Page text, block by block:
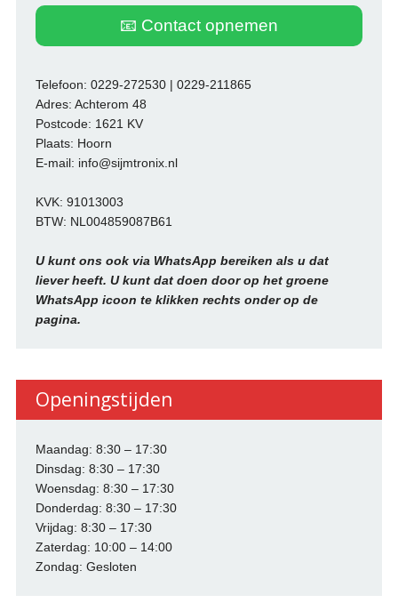
📧 Contact opnemen
Telefoon: 0229-272530 | 0229-211865
Adres: Achterom 48
Postcode: 1621 KV
Plaats: Hoorn
E-mail: info@sijmtronix.nl
KVK: 91013003
BTW: NL004859087B61
U kunt ons ook via WhatsApp bereiken als u dat
liever heeft. U kunt dat doen door op het groene
WhatsApp icoon te klikken rechts onder op de
pagina.
Openingstijden
Maandag: 8:30 – 17:30
Dinsdag: 8:30 – 17:30
Woensdag: 8:30 – 17:30
Donderdag: 8:30 – 17:30
Vrijdag: 8:30 – 17:30
Zaterdag: 10:00 – 14:00
Zondag: Gesloten